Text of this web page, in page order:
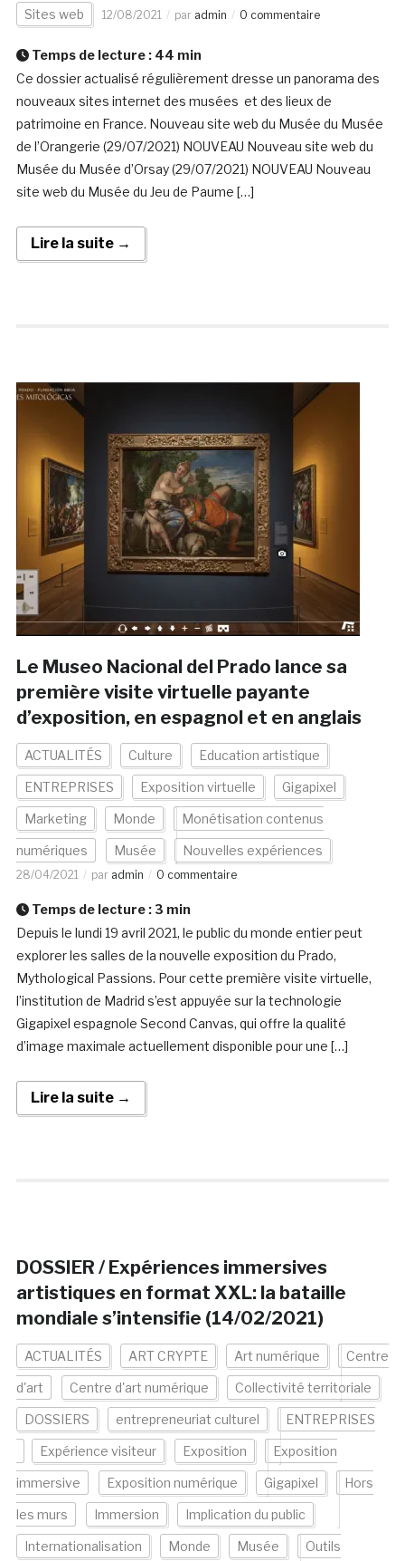
Sites web 12/08/2021 par admin 0 commentaire
Temps de lecture : 44 min
Ce dossier actualisé régulièrement dresse un panorama des
nouveaux sites internet des musées et des lieux de
patrimoine en France. Nouveau site web du Musée du Musée
de l’Orangerie (29/07/2021) NOUVEAU Nouveau site web du
Musée du Musée d’Orsay (29/07/2021) NOUVEAU Nouveau
site web du Musée du Jeu de Paume […]
Lire la suite →
Le Museo Nacional del Prado lance sa
première visite virtuelle payante
d’exposition, en espagnol et en anglais
ACTUALITÉS Culture Education artistique
ENTREPRISES Exposition virtuelle Gigapixel
Marketing Monde Monétisation contenus
numériques Musée Nouvelles expériences
28/04/2021 par admin 0 commentaire
Temps de lecture : 3 min
Depuis le lundi 19 avril 2021, le public du monde entier peut
explorer les salles de la nouvelle exposition du Prado,
Mythological Passions. Pour cette première visite virtuelle,
l’institution de Madrid s’est appuyée sur la technologie
Gigapixel espagnole Second Canvas, qui offre la qualité
d’image maximale actuellement disponible pour une […]
Lire la suite →
DOSSIER / Expériences immersives
artistiques en format XXL: la bataille
mondiale s’intensifie (14/02/2021)
ACTUALITÉS ART CRYPTE Art numérique Centre
d'art Centre d'art numérique Collectivité territoriale
DOSSIERS entrepreneuriat culturel ENTREPRISES
Expérience visiteur Exposition Exposition
immersive Exposition numérique Gigapixel Hors
les murs Immersion Implication du public
Internationalisation Monde Musée Outils